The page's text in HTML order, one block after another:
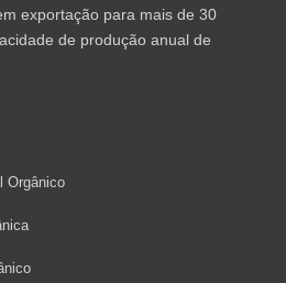
exportação para mais de 30
de produção anual de
Orgânico